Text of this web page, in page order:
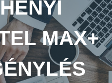
MAX+